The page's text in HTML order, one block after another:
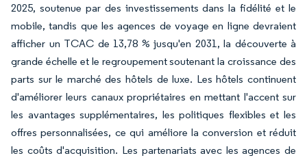
2025, soutenue par des investissements dans la fidélité et le
mobile, tandis que les agences de voyage en ligne devraient
afficher un TCAC de 13,78 % jusqu'en 2031, la découverte à
grande échelle et le regroupement soutenant la croissance des
parts sur le marché des hôtels de luxe. Les hôtels continuent
d'améliorer leurs canaux propriétaires en mettant l'accent sur
les avantages supplémentaires, les politiques flexibles et les
offres personnalisées, ce qui améliore la conversion et réduit
les coûts d'acquisition. Les partenariats avec les agences de